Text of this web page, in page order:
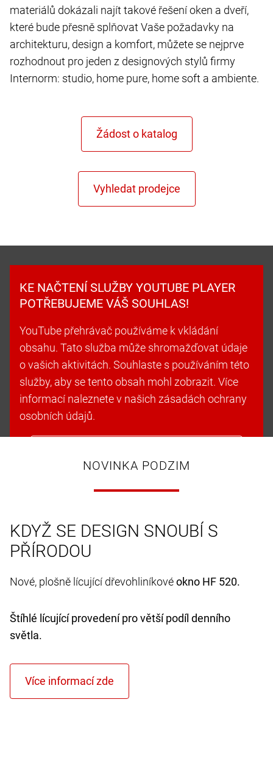
materiálů dokázali najít takové řešení oken a dveří,
které bude přesně splňovat Vaše požadavky na
architekturu, design a komfort, můžete se nejprve
rozhodnout pro jeden z designových stylů firmy
Internorm: studio, home pure, home soft a ambiente.
KE NAČTENÍ SLUŽBY YOUTUBE PLAYER
POTŘEBUJEME VÁŠ SOUHLAS!
YouTube přehrávač používáme k vkládání
obsahu. Tato služba může shromažďovat údaje
o vašich aktivitách. Souhlaste s používáním této
služby, aby se tento obsah mohl zobrazit. Více
informací naleznete v našich zásadách ochrany
osobních údajů.
NOVINKA PODZIM
KDYŽ SE DESIGN SNOUBÍ S
PŘÍRODOU
Nové, plošně lícující dřevohliníkovéokno HF 520.
Štíhlé lícující provedení pro větší podíl denního
světla.